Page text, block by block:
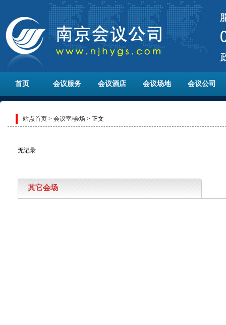
首页 会议服务 会议酒店 会议场地 会议公司
站点首页 > 会议室/会场 > 正文
无记录
其它会场